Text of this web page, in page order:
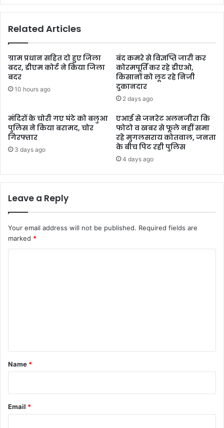
Related Articles
ग्राम प्रधान सहित दो हुए जिला
बदर, डीएम कोर्ट ने किया जिला
बदर
10 hours ago
बंद कमरे से विज्ञप्ति जारी कर
कोरमपूर्ति कर रहे डीएओ,
किसानों को लूट रहे निजी
दुकानदार
2 days ago
मंदिरों के चोरी गए घंटे को बलुआ
पुलिस ने किया बरामद, चोर
गिरफ्तार
3 days ago
एआई से जनरेट अलनजीरा कि
फोटो व खबर से फूले नहीं समा
रहे मुगलसराय कोतवाल, जनता
के बीच पिट रही पुलिस
4 days ago
Leave a Reply
Your email address will not be published. Required fields are
marked *
*
Name *
Email *